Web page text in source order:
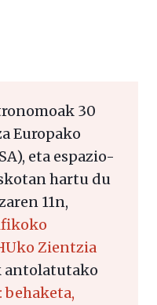
30
Europako
eta espazio-
hartu du
11n,
Zientzia
antolatutako
behaketa,